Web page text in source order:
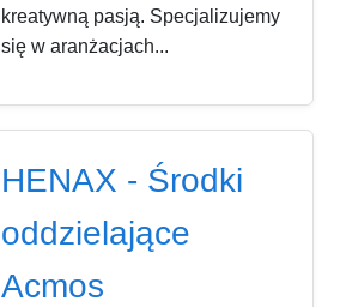
kreatywną pasją. Specjalizujemy
się w aranżacjach...
HENAX - Środki
oddzielające
Acmos